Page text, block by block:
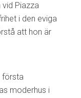
vid Piazza
i den eviga
att hon är
första
moderhus i